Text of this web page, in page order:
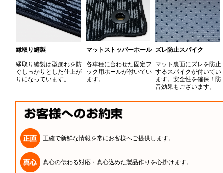
縁取り縫製
縁取り縫製は型崩れを防
ぐしっかりとした仕上が
りになっています。
マットストッパーホール
各車種に合わせた固定フ
ック用ホールが付いてい
ます。
ズレ防止スパイク
マット裏面にズレを防止
するスパイクが付いてい
ます。安全性を確保！防
音効果もございます。
正確で新鮮な情報を常にお客様へご提供します。
真心の伝わる対応・真心込めた製品作りを心掛けます。